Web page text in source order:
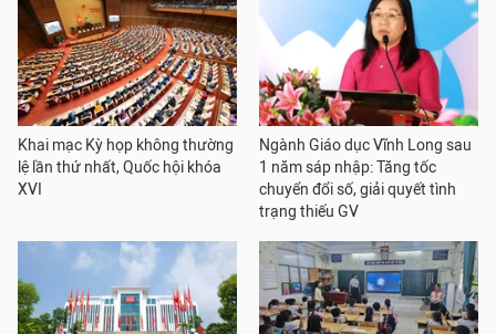
Khai mạc Kỳ họp không thường
lệ lần thứ nhất, Quốc hội khóa
XVI
Ngành Giáo dục Vĩnh Long sau
1 năm sáp nhập: Tăng tốc
chuyển đổi số, giải quyết tình
trạng thiếu GV